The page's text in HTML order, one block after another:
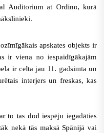
Auditorium at Ordino, kurā
apskates objekts ir
ir viena no iespaidīgākajām
ir celta jau 11. gadsimtā un
interjers un freskas, kas
to tas dod iespēju iegadāties
nekā tās maksā Spānijā vai